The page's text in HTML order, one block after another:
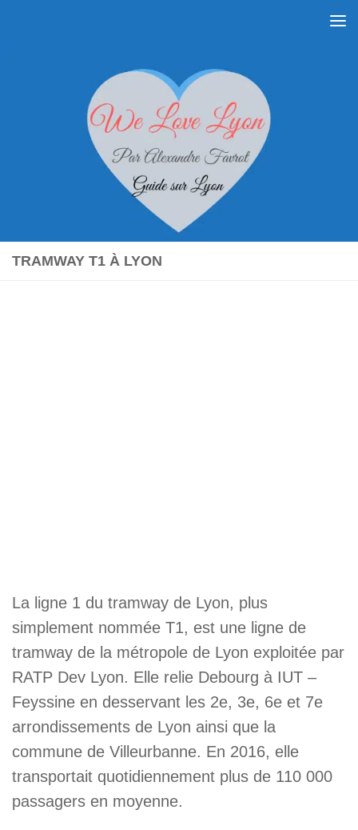
TRAMWAY T1 À LYON
La ligne 1 du tramway de Lyon, plus
simplement nommée T1, est une ligne de
tramway de la métropole de Lyon exploitée par
RATP Dev Lyon. Elle relie Debourg à IUT –
Feyssine en desservant les 2e, 3e, 6e et 7e
arrondissements de Lyon ainsi que la
commune de Villeurbanne. En 2016, elle
transportait quotidiennement plus de 110 000
passagers en moyenne.